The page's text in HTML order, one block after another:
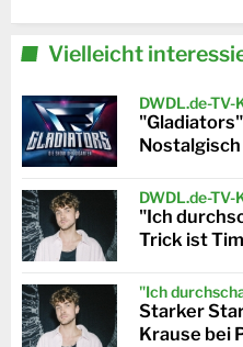
Vielleicht
DWDL.de-
DWDL.de-
"Ich
Trick ist
"Ich
Starker
Krause bei